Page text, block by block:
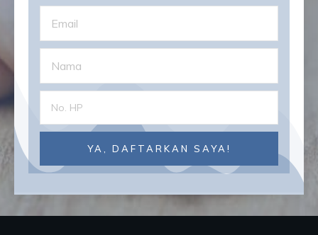
YA, DAFTARKAN SAYA!